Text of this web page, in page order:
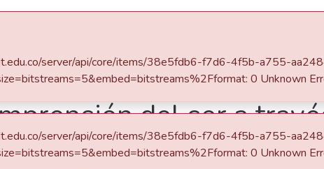
del ser a
de J.M. Coetzee
server/api/core/items/38e5fdb6-f7d6-4f5b-a755-
0 Unknown
server/api/core/items/38e5fdb6-f7d6-4f5b-a755-
0 Unknown